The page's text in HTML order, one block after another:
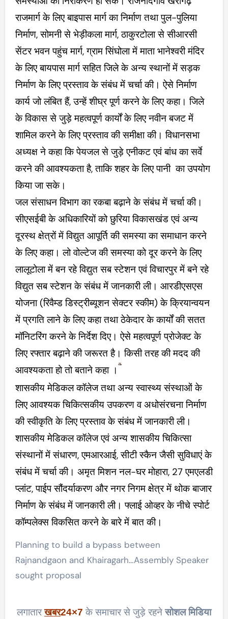
राजमार्ग के लिए बाइपास मार्ग का निर्माण तथा पुल-पुलिया
निर्माण, सोमनी से भेड़ीकला मार्ग, ठाकुरटोला से सीआरसी
सेंटर भवन पहुंच मार्ग, ग्राम सिंघोला में माता भानेश्वरी मंदिर
के लिए बायपास मार्ग सहित जिले के अन्य स्थानों में सड़क
निर्माण के लिए प्रस्ताव के संबंध में चर्चा की। ऐसे निर्माण
कार्य जो लंबित हैं, उन्हें शीघ्र पूर्ण करने के लिए कहा। जिले
के विकास से जुड़े महत्वपूर्ण कार्यों के लिए नवीन बजट में
शामिल करने के लिए प्रस्ताव की समीक्षा की। विधानसभा
अध्यक्ष ने कहा कि पेयजल से जुड़े एनीकट एवं बांध का सर्वे
करने की आवश्यकता है, ताकि शहर के लिए पानी का उपयोग
किया जा सके।
जल संसाधन विभाग का रकबा बढ़ाने के संबंध में चर्चा की।
सीएसईबी के अधिकारियों को छुरिया विकासखंड एवं अन्य
दूरस्थ क्षेत्रों में विद्युत आपूर्ति की समस्या का समाधान करने
के लिए कहा। लो वोल्टेज की समस्या को दूर करने के लिए
लालूटोला में बन रहे विद्युत सब स्टेशन एवं विचारपुर में बने रहे
विद्युत सब स्टेशन के संबंध में जानकारी ली। आरडीएसएस
योजना (रिवैम्ड डिस्ट्रीब्यूशन सेक्टर स्कीम) के क्रियान्वयन
में प्रगति लाने के लिए कहा तथा ठेकेदार के कार्यों की सतत
मॉनिटरिंग करने के निर्देश दिए। ऐसे महत्वपूर्ण प्रोजेक्ट के
लिए रफ्तार बढ़ाने की जरूरत है। किसी तरह की मदद की
आवश्यकता हो तो बताने कहा ।
शासकीय मेडिकल कॉलेज तथा अन्य स्वास्थ्य संस्थाओं के
लिए आवश्यक चिकित्सकीय उपकरण व अधोसंरचना निर्माण
की स्वीकृति के लिए प्रस्ताव के संबंध में जानकारी ली।
शासकीय मेडिकल कॉलेज एवं अन्य शासकीय चिकित्सा
संस्थानों में संधारण, एमआरआई, सीटी स्कैन जैसी सुविधाएं के
संबंध में चर्चा की। अमृत मिशन नल-घर मोहारा, 27 एमएलडी
प्लांट, पाईप सौंदर्याकरण और नगर निगम क्षेत्र में थोक बाजार
निर्माण के संबंध में जानकारी ली। फ्लाई ओव्हर के नीचे स्पोर्ट
कॉम्पलेक्स विकसित करने के बारे में बात की।
Planning to build a bypass between
Rajnandgaon and Khairagarh…Assembly Speaker
sought proposal
लगातारखबर24×7 के समाचार से जुड़े रहनेसोशल मिडिया